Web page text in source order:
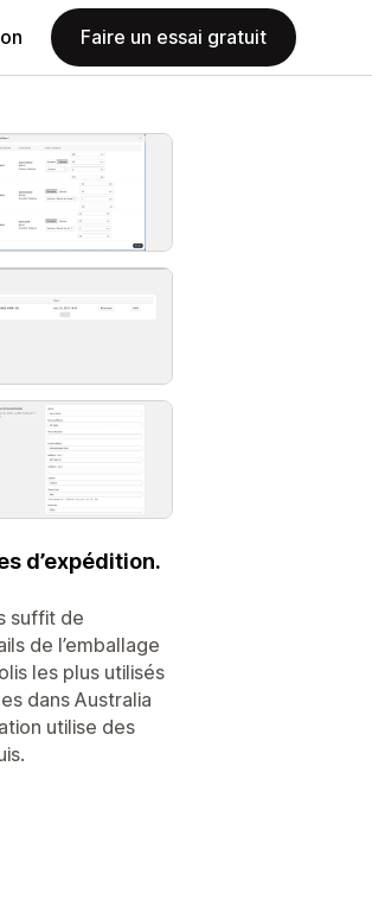
Faire un essai gratuit
d’expédition.
suffit de
de l’emballage
les plus utilisés
dans Australia
utilise des